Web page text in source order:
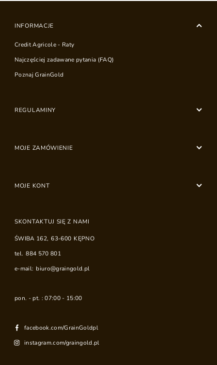
INFORMACJE
Credit Agricole - Raty
Najczęściej zadawane pytania (FAQ)
Poznaj GrainGold
REGULAMINY
MOJE ZAMÓWIENIE
MOJE KONT
SKONTAKTUJ SIĘ Z NAMI
ŚWIBA 162, 63-600 KĘPNO
tel. 884 570 801
e-mail: biuro@graingold.pl
pon. - pt. : 07:00 - 15:00
facebook.com/GrainGoldpl
instagram.com/graingold.pl